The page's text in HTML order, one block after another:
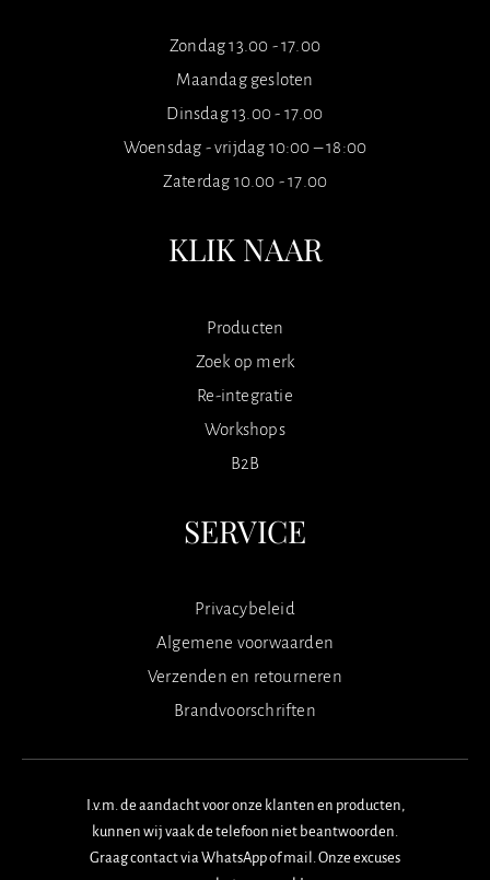
Zondag 13.00 - 17.00
Maandag gesloten
Dinsdag 13.00 - 17.00
Woensdag - vrijdag 10:00 – 18:00
Zaterdag 10.00 - 17.00
KLIK NAAR
Producten
Zoek op merk
Re-integratie
Workshops
B2B
SERVICE
Privacybeleid
Algemene voorwaarden
Verzenden en retourneren
Brandvoorschriften
I.v.m. de aandacht voor onze klanten en producten,
kunnen wij vaak de telefoon niet beantwoorden.
Graag contact via WhatsApp of mail. Onze excuses